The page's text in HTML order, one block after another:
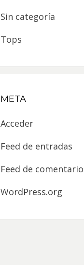
Sin categoría
Tops
META
Acceder
Feed de entradas
Feed de
WordPress.org